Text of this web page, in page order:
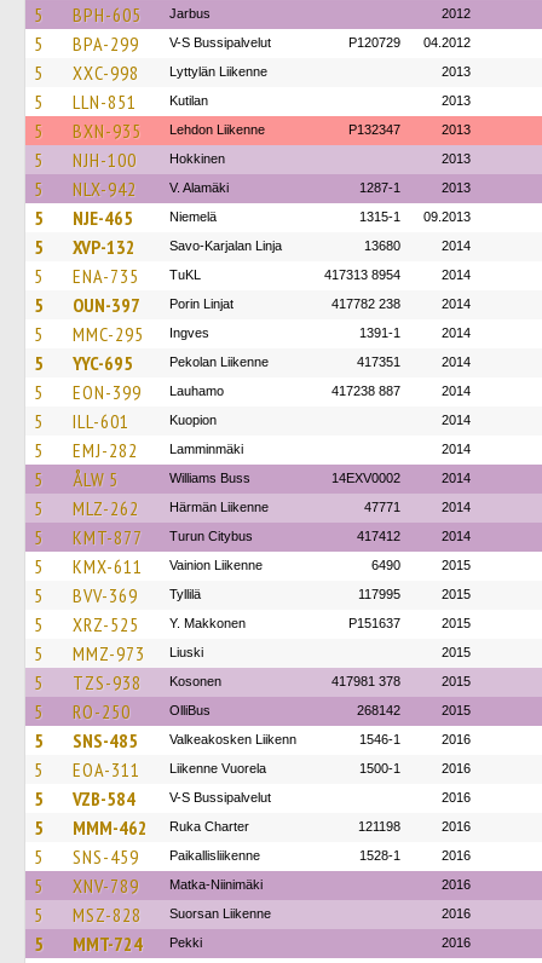
5 BPH-605 Jarbus 2012
5 BPA-299 V-S Bussipalvelut P120729 04.2012
5 XXC-998 Lyttylän Liikenne 2013
5 LLN-851 Kutilan 2013
5 BXN-935 Lehdon Liikenne P132347 2013
5 NJH-100 Hokkinen 2013
5 NLX-942 V. Alamäki 1287-1 2013
5 NJE-465 Niemelä 1315-1 09.2013
5 XVP-132 Savo-Karjalan Linja 13680 2014
5 ENA-735 TuKL 417313 8954 2014
5 OUN-397 Porin Linjat 417782 238 2014
5 MMC-295 Ingves 1391-1 2014
5 YYC-695 Pekolan Liikenne 417351 2014
5 EON-399 Lauhamo 417238 887 2014
5 ILL-601 Kuopion 2014
5 EMJ-282 Lamminmäki 2014
5 ÅLW 5 Williams Buss 14EXV0002 2014
5 MLZ-262 Härmän Liikenne 47771 2014
5 KMT-877 Turun Citybus 417412 2014
5 KMX-611 Vainion Liikenne 6490 2015
5 BVV-369 Tyllilä 117995 2015
5 XRZ-525 Y. Makkonen P151637 2015
5 MMZ-973 Liuski 2015
5 TZS-938 Kosonen 417981 378 2015
5 RO-250 OlliBus 268142 2015
5 SNS-485 Valkeakosken Liikenn 1546-1 2016
5 EOA-311 Liikenne Vuorela 1500-1 2016
5 VZB-584 V-S Bussipalvelut 2016
5 MMM-462 Ruka Charter 121198 2016
5 SNS-459 Paikallisliikenne 1528-1 2016
5 XNV-789 Matka-Niinimäki 2016
5 MSZ-828 Suorsan Liikenne 2016
5 MMT-724 Pekki 2016